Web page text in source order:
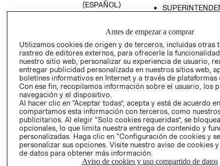
(ESPAÑOL)
TRANSPARENCIA
PETICIONES
QUEJAS Y
RECLAMOS
Colombia ($)
CAMBIAR REGIÓN
Antes de empezar a comprar
Utilizamos cookies de origen y de terceros, incluidas otras
rastreo de editores externos, para ofrecerle la
nuestro sitio web, personalizar su experiencia de usuario,
entregar publicidad personalizada en nuestros sitios web,
boletines informativos en Internet y a través de plataformas
Con ese fin, recopilamos información sobre el usuario, los
navegación y el dispositivo.
Al hacer clic en “Aceptar todas”, acepta y está de acuerdo
compartamos esta información con terceros, como
publicitarios. Al elegir “Solo cookies requeridas”, se
opcionales, lo que limita nuestra entrega de contenido y
personalizadas. Haga clic en “Configuración de cookies y
personalizar sus opciones. Visite nuestro aviso de cookies
de datos para obtener más información.
Aviso de cookies y uso compartido de datos